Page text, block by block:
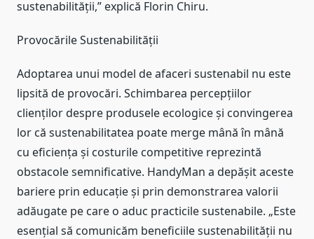
sustenabilității,” explică Florin Chiru.
Provocările Sustenabilității
Adoptarea unui model de afaceri sustenabil nu este
lipsită de provocări. Schimbarea percepțiilor
clienților despre produsele ecologice și convingerea
lor că sustenabilitatea poate merge mână în mână
cu eficiența și costurile competitive reprezintă
obstacole semnificative. HandyMan a depășit aceste
bariere prin educație și prin demonstrarea valorii
adăugate pe care o aduc practicile sustenabile. „Este
esențial să comunicăm beneficiile sustenabilității nu